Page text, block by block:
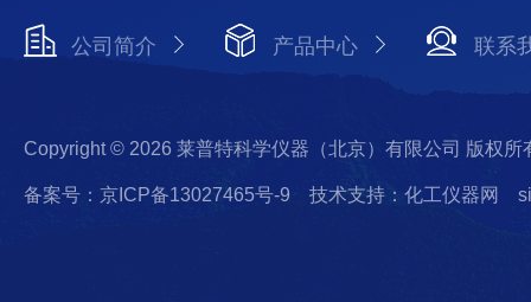
公司简介 产品中心 联系
Copyright © 2026 莱普特科学仪器（北京）有限公司 版权所
备案号：京ICP备13027465号-9 技术支持：化工仪器网